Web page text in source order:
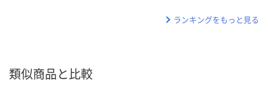
ランキングをもっと見る
類似商品と比較